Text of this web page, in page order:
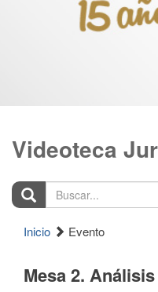
Videoteca
Buscar...
Inicio Evento
Mesa 2.